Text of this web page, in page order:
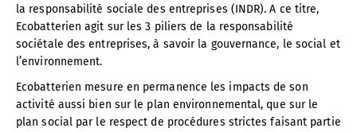
la responsabilité sociale des entreprises (INDR). A ce titre,
Ecobatterien agit sur les 3 piliers de la responsabilité
sociétale des entreprises, à savoir la gouvernance, le social et
l’environnement.
Ecobatterien mesure en permanence les impacts de son
activité aussi bien sur le plan environnemental, que sur le
plan social par le respect de procédures strictes faisant partie